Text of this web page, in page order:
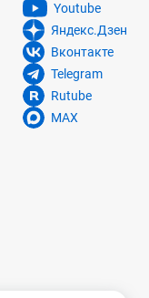
пилы
они будут
КПД.
смазка,
выхлопов.
Youtube
Яндекс.Дзен
Вконтакте
Telegram
Rutube
MAX